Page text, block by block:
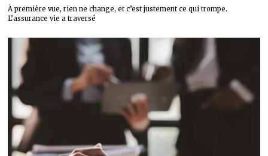
À première vue, rien ne change, et c’est justement ce qui trompe.
L’assurance vie a traversé